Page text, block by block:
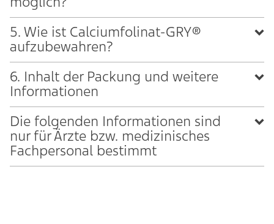
5. Wie ist Calciumfolinat-GRY®
aufzubewahren?
6. Inhalt der Packung und weitere
Informationen
Die folgenden Informationen sind
nur für Ärzte bzw. medizinisches
Fachpersonal bestimmt